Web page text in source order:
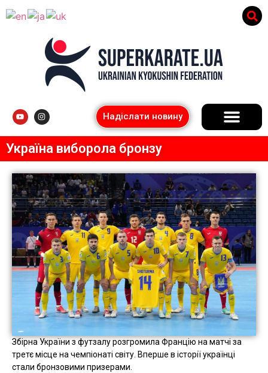
Надіслати новину
Україна виборола бронзу
Збірна України з футзалу розгромила Францію на матчі за
третє місце на чемпіонаті світу. Вперше в історії українці
стали бронзовими призерами.